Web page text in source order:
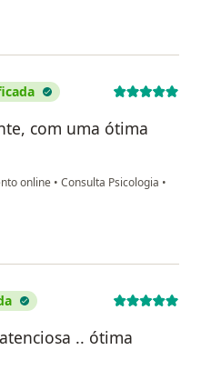
com uma ótima
online • Consulta Psicologia •
.. ótima